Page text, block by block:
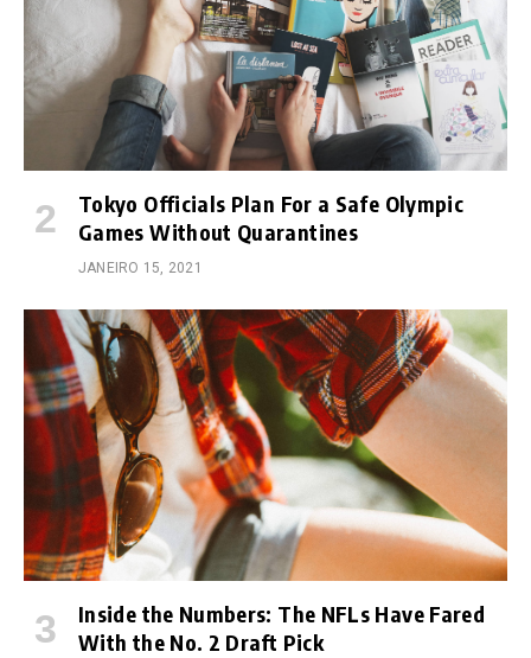
Tokyo Officials Plan For a Safe Olympic
Games Without Quarantines
JANEIRO 15, 2021
Inside the Numbers: The NFLs Have Fared
With the No. 2 Draft Pick